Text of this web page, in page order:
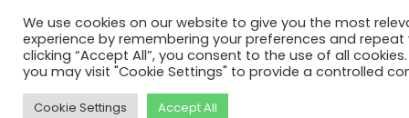
We use cookies on our website to give you the most
experience by remembering your preferences and repeat
clicking “Accept All”, you consent to the use of all
you may visit "Cookie Settings" to provide a controlled
Cookie Settings Accept All